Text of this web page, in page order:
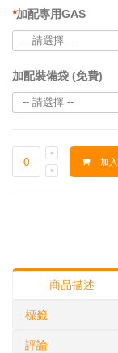
*加配專用GAS
加配裝備袋 (免費)
加
商品描述
標籤
評論